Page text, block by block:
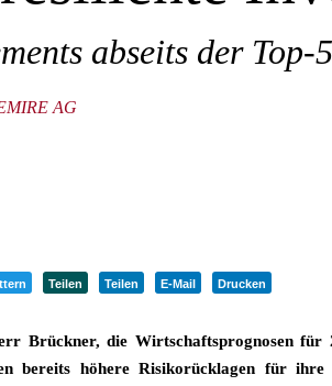
abseits der Top-5
AG
Teilen Teilen E-Mail Drucken
Brückner, die Wirtschaftsprognosen für
bereits höhere Risikorücklagen für